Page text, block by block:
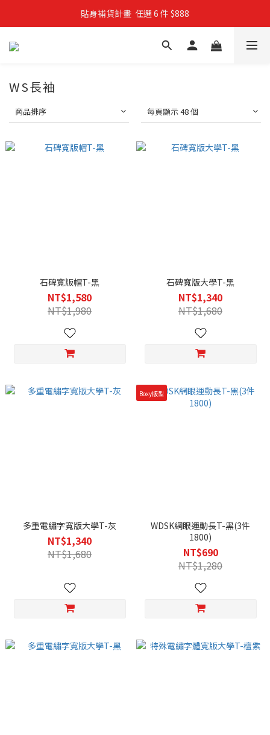
親子穿搭計畫・88 折限定
貼身補貨計畫  任選 6 件 $888
WS長袖
商品排序 每頁顯示 48 個
石碑寬版帽T-黑
NT$1,580
NT$1,980
石碑寬版大學T-黑
NT$1,340
NT$1,680
多重電繡字寬版大學T-灰
NT$1,340
NT$1,680
Boxy版型
WDSK網眼運動長T-黑(3件
1800)
NT$690
NT$1,280